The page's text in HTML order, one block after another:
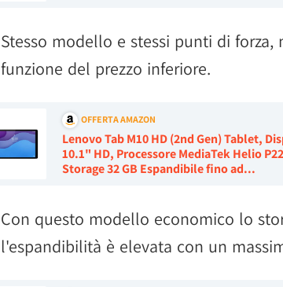
Stesso modello e stessi punti di forza,
funzione del prezzo inferiore.
OFFERTA AMAZON
Lenovo Tab M10 HD (2nd Gen) Tablet,
10.1" HD, Processore MediaTek Helio
Storage 32 GB Espandibile fino ad...
Con questo modello economico lo
l'espandibilità è elevata con un